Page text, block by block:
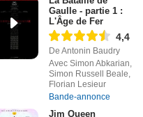
Gaulle - partie 1 :
L'Âge de Fer
4,4
De Antonin Baudry
Avec Simon Abkarian,
Simon Russell Beale,
Florian Lesieur
Bande-annonce
Jim Queen